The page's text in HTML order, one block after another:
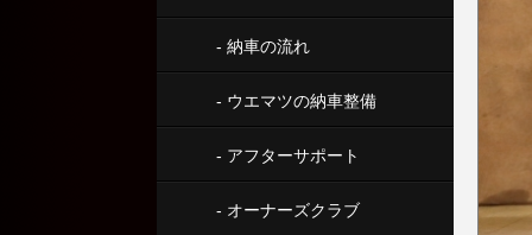
- 納車の流れ
- ウエマツの納車整備
- アフターサポート
- オーナーズクラブ